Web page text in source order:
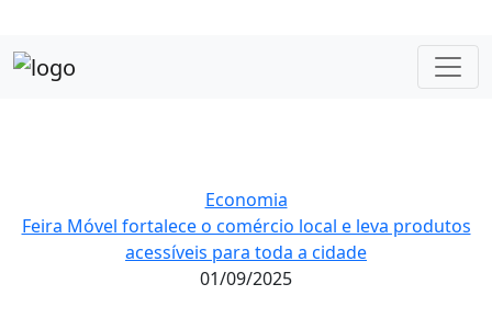
Economia
Feira Móvel fortalece o comércio local e leva produtos
acessíveis para toda a cidade
01/09/2025